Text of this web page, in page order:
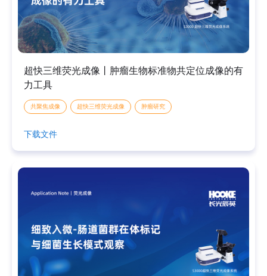
超快三维荧光成像丨肿瘤生物标准物共定位成像的有
力工具
共聚焦成像 超快三维荧光成像 肿瘤研究
下载文件